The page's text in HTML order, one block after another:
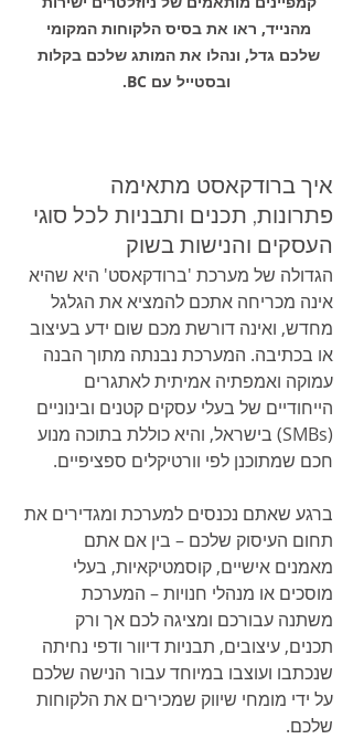
מהנייד, ראו את בסיס הלקוחות המקומי
שלכם גדל, ונהלו את המותג שלכם בקלות
ובסטייל עם BC.
איך ברודקאסט מתאימה
פתרונות, תכנים ותבניות לכל סוגי
העסקים והנישות בשוק
הגדולה של מערכת 'ברודקאסט' היא שהיא
אינה מכריחה אתכם להמציא את הגלגל
מחדש, ואינה דורשת מכם שום ידע בעיצוב
או בכתיבה. המערכת נבנתה מתוך הבנה
עמוקה ואמפתיה אמיתית לאתגרים
הייחודיים של בעלי עסקים קטנים ובינוניים
(SMBs) בישראל, והיא כוללת בתוכה מנוע
חכם שמתוכנן לפי וורטיקלים ספציפיים.
ברגע שאתם נכנסים למערכת ומגדירים את
תחום העיסוק שלכם – בין אם אתם
מאמנים אישיים, קוסמטיקאיות, בעלי
מוסכים או מנהלי חנויות – המערכת
משתנה עבורכם ומציגה לכם אך ורק
תכנים, עיצובים, תבניות דיוור ודפי נחיתה
שנכתבו ועוצבו במיוחד עבור הנישה שלכם
על ידי מומחי שיווק שמכירים את הלקוחות
שלכם.